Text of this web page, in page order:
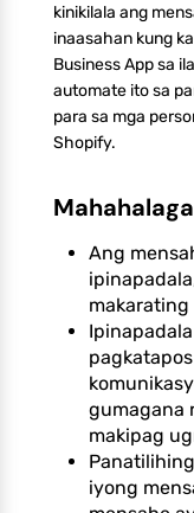
kinikilala ang
inaasahan kung
Business App sa
automate ito sa
para sa mga
Shopify.
Ang
gumagana
makipag
iyong